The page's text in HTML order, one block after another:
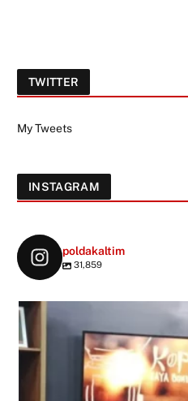
TWITTER
My Tweets
INSTAGRAM
poldakaltim
31,859